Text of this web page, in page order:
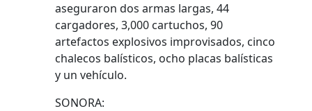
aseguraron dos armas largas, 44
cargadores, 3,000 cartuchos, 90
artefactos explosivos improvisados, cinco
chalecos balísticos, ocho placas balísticas
y un vehículo.
SONORA: